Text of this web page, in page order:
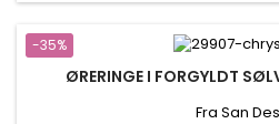
-35%
ØRERINGE I FORGYLDT
Fra San